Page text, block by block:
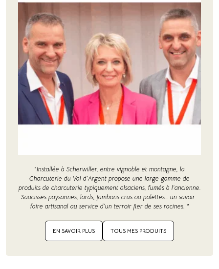
"Installée à Scherwiller, entre vignoble et montagne, la
Charcuterie du Val d’Argent propose une large gamme de
produits de charcuterie typiquement alsaciens, fumés à l’ancienne.
Saucisses paysannes, lards, jambons crus ou palettes… un savoir-
faire artisanal au service d’un terroir fier de ses racines. "
EN SAVOIR PLUS TOUS MES PRODUITS